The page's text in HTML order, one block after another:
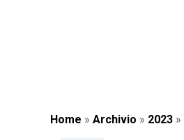
Home » Archivio » 2023 »